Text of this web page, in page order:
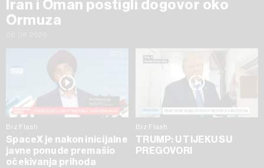
Iran i Oman postigli dogovor oko
Ormuza
Biz Flash
SpaceX je nakon inicijalne
javne ponude premašio
očekivanja prihoda
Biz Flash
TRUMP: U TIJEKU SU
PREGOVORI